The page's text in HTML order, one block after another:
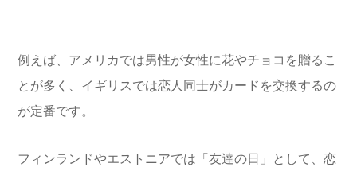
例えば、アメリカでは男性が女性に花やチョコを贈るこ
とが多く、イギリスでは恋人同士がカードを交換するの
が定番です。
フィンランドやエストニアでは「友達の日」として、恋